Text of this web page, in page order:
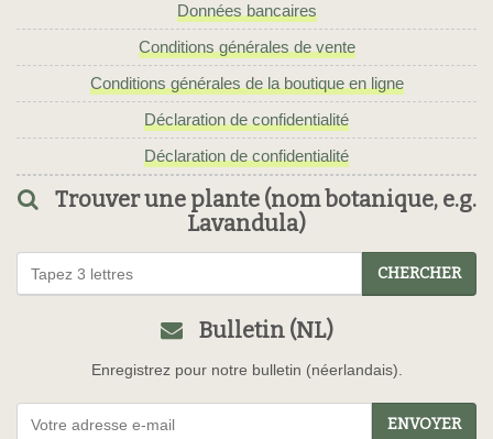
Données bancaires
Conditions générales de vente
Conditions générales de la boutique en ligne
Déclaration de confidentialité
Déclaration de confidentialité
Trouver une plante (nom botanique, e.g.
Lavandula)
CHERCHER
Bulletin (NL)
Enregistrez pour notre bulletin (néerlandais).
ENVOYER